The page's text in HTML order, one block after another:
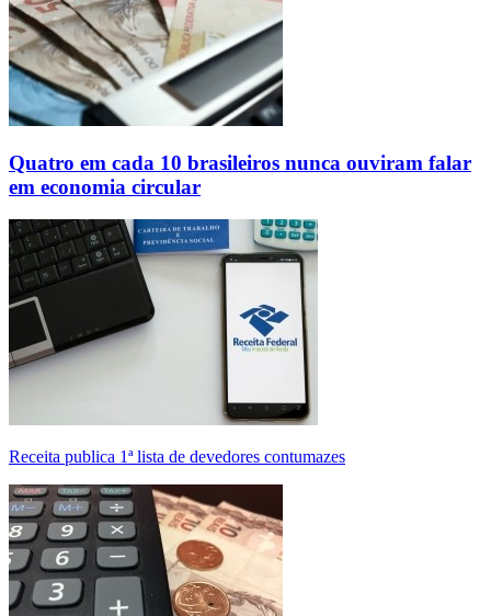
Quatro em cada 10 brasileiros nunca ouviram falar
em economia circular
Receita publica 1ª lista de devedores contumazes